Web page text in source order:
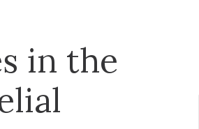
in the